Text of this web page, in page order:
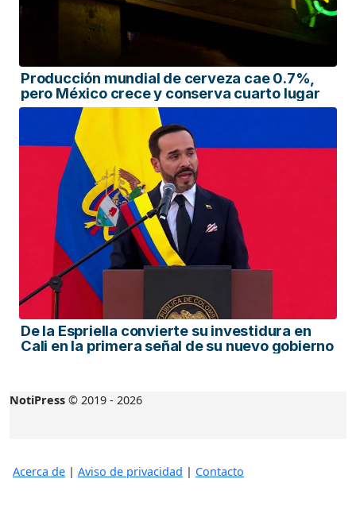
Producción mundial de cerveza cae 0.7%,
pero México crece y conserva cuarto lugar
De la Espriella convierte su investidura en
Cali en la primera señal de su nuevo gobierno
NotiPress © 2019 - 2026
Acerca de | Aviso de privacidad | Contacto